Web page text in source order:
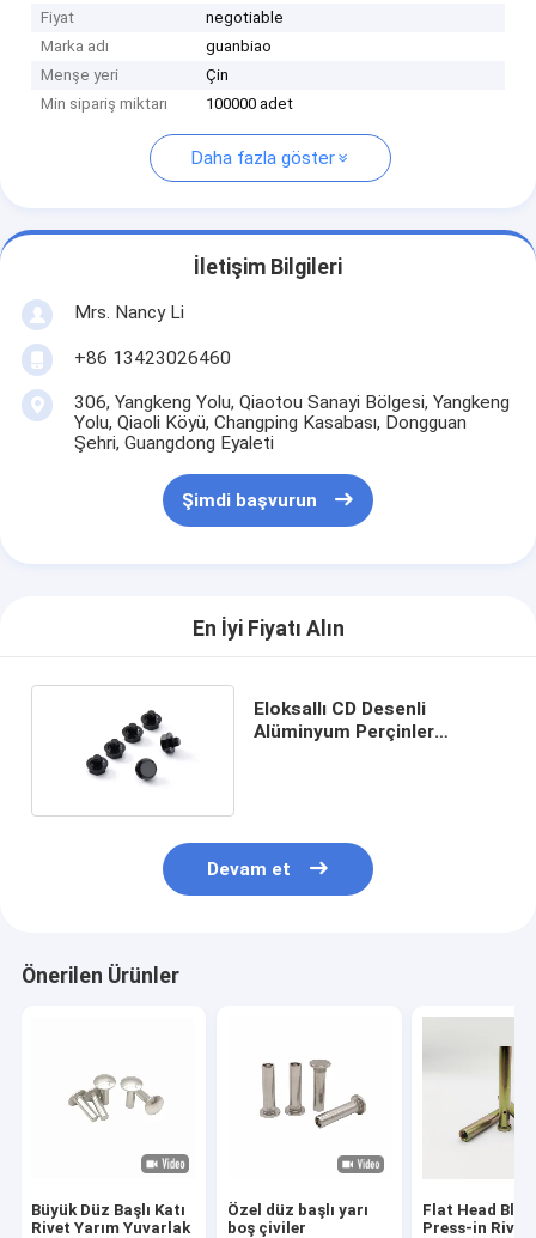
Fiyat
negotiable
Marka adı
guanbiao
Menşe yeri
Çin
Min sipariş miktarı
100000 adet
Daha fazla göster
İletişim Bilgileri
Mrs. Nancy Li
+86 13423026460
306, Yangkeng Yolu, Qiaotou Sanayi Bölgesi, Yangkeng
Yolu, Qiaoli Köyü, Changping Kasabası, Dongguan
Şehri, Guangdong Eyaleti
Şimdi başvurun
En İyi Fiyatı Alın
Eloksallı CD Desenli
Alüminyum Perçinler
Devam et
Önerilen Ürünler
Büyük Düz Başlı Katı
Rivet Yarım Yuvarlak
Özel düz başlı yarı
boş çiviler
Flat Head
Press-in Rivet